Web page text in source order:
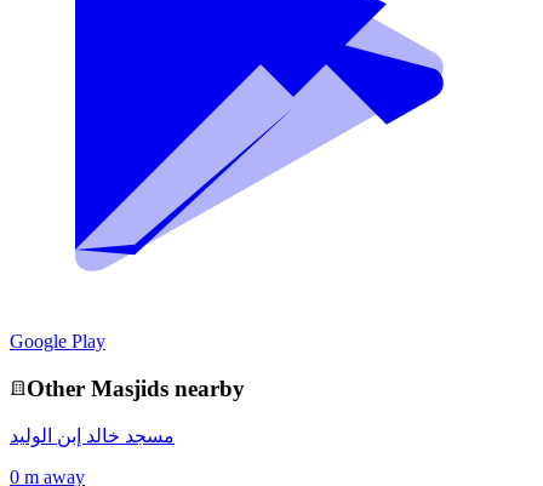
Google Play
Other Masjids nearby
مسجد خالد إبن الوليد
0 m away